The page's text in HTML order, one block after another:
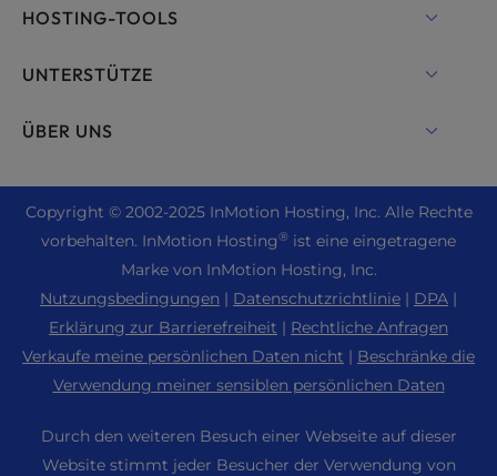
Shared Hosting
UltraStack ONE für WordPress
Cloud VPS
Bare Metal Server
Enterprise Hosting Lösungen
OpenMetal Cloud IaaS
Reseller VPS
HOSTING-TOOLS
WordPress
Joomla Hosting
cPanel Hosting
PHP-Hosting
Magento Hosting
PrestaShop Hosting
Laravel Hosting
Ubuntu Hosting
Linux-Hosting
UNTERSTÜTZE
Live Chat
+44 2045 763722
Support Center
Ressourcen
Unterstützung der Gemeinschaft
WordPress Tutorials
Managed Hosting
ÜBER UNS
Kontakt
Über uns
Nachrichten
Partnerprogramm
Studentisches Webhosting
Copyright © 2002-2025 InMotion Hosting, Inc. Alle Rechte
vorbehalten. InMotion Hosting® ist eine eingetragene
Marke von InMotion Hosting, Inc.
Nutzungsbedingungen | Datenschutzrichtlinie | DPA |
Erklärung zur Barrierefreiheit | Rechtliche Anfragen
Verkaufe meine persönlichen Daten nicht | Beschränke die
Verwendung meiner sensiblen persönlichen Daten
Durch den weiteren Besuch einer Webseite auf dieser
Website stimmt jeder Besucher der Verwendung von